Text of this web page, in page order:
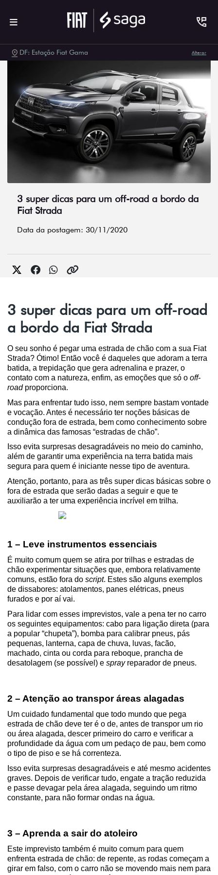
DF: Estação Fiat Gama Alterar
3 super dicas para um off-road a bordo da
Fiat Strada
Data da postagem: 30/11/2020
3 super dicas para um off-road
a bordo da Fiat Strada
O seu sonho é pegar uma estrada de chão com a sua Fiat
Strada? Ótimo! Então você é daqueles que adoram a terra
batida, a trepidação que gera adrenalina e prazer, o
contato com a natureza, enfim, as emoções que só o off-
road proporciona.
Mas para enfrentar tudo isso, nem sempre bastam vontade
e vocação. Antes é necessário ter noções básicas de
condução fora de estrada, bem como conhecimento sobre
a dinâmica das famosas “estradas de chão”.
Isso evita surpresas desagradáveis no meio do caminho,
além de garantir uma experiência na terra batida mais
segura para quem é iniciante nesse tipo de aventura.
Atenção, portanto, para as três super dicas básicas sobre o
fora de estrada que serão dadas a seguir e que te
auxiliarão a ter uma experiência incrível em trilha.
1 – Leve instrumentos essenciais
É muito comum quem se atira por trilhas e estradas de
chão experimentar situações que, embora relativamente
comuns, estão fora do script. Estes são alguns exemplos
de dissabores: atolamentos, panes elétricas, pneus
furados e por aí vai.
Para lidar com esses imprevistos, vale a pena ter no carro
os seguintes equipamentos: cabo para ligação direta (para
a popular “chupeta”), bomba para calibrar pneus, pás
pequenas, lanterna, capa de chuva, luvas, facão,
machado, cinta ou corda para reboque, prancha de
desatolagem (se possível) e spray reparador de pneus.
2 – Atenção ao transpor áreas alagadas
Um cuidado fundamental que todo mundo que pega
estrada de chão deve ter é o de, antes de transpor um rio
ou área alagada, descer primeiro do carro e verificar a
profundidade da água com um pedaço de pau, bem como
o tipo de piso e se há correnteza.
Isso evita surpresas desagradáveis e até mesmo acidentes
graves. Depois de verificar tudo, engate a tração reduzida
e passe devagar pela área alagada, seguindo um ritmo
constante, para não formar ondas na água.
3 – Aprenda a sair do atoleiro
Este imprevisto também é muito comum para quem
enfrenta estrada de chão: de repente, as rodas começam a
girar em falso, com o carro não se movendo mais nem para